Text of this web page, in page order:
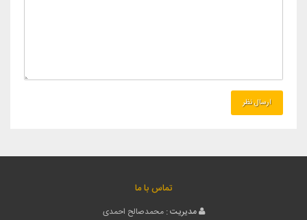
تماس با ما
مدیریت : محمدصالح احمدی